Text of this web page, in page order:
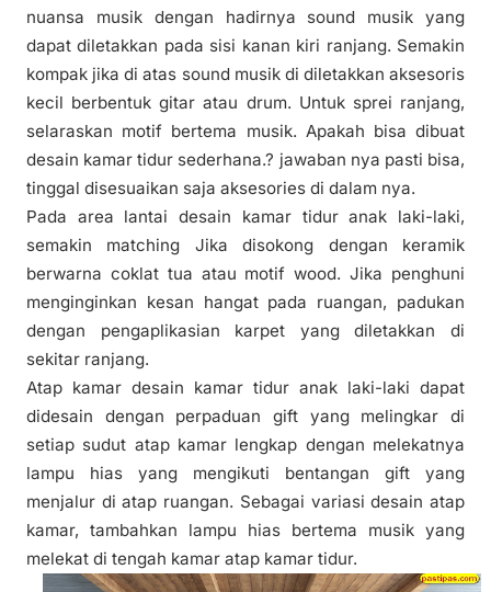
nuansa musik dengan hadirnya sound musik yang
dapat diletakkan pada sisi kanan kiri ranjang. Semakin
kompak jika di atas sound musik di diletakkan aksesoris
kecil berbentuk gitar atau drum. Untuk sprei ranjang,
selaraskan motif bertema musik. Apakah bisa dibuat
desain kamar tidur sederhana.? jawaban nya pasti bisa,
tinggal disesuaikan saja aksesories di dalam nya.
Pada area lantai desain kamar tidur anak laki-laki,
semakin matching Jika disokong dengan keramik
berwarna coklat tua atau motif wood. Jika penghuni
menginginkan kesan hangat pada ruangan, padukan
dengan pengaplikasian karpet yang diletakkan di
sekitar ranjang.
Atap kamar desain kamar tidur anak laki-laki dapat
didesain dengan perpaduan gift yang melingkar di
setiap sudut atap kamar lengkap dengan melekatnya
lampu hias yang mengikuti bentangan gift yang
menjalur di atap ruangan. Sebagai variasi desain atap
kamar, tambahkan lampu hias bertema musik yang
melekat di tengah kamar atap kamar tidur.